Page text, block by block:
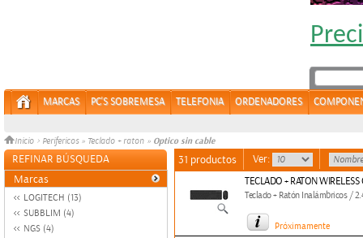
MARCAS PC'S SOBREMESA TELEFONIA ORDENADORES
Inicio > Perifericos » Teclado + raton » Optico sin cable
REFINAR BÚSQUEDA
Marcas
LOGITECH (13)
SUBBLIM (4)
NGS (4)
31 productos Ver:
TECLADO + RATON
Teclado + Ratón Inalámbricos /
Próximamente